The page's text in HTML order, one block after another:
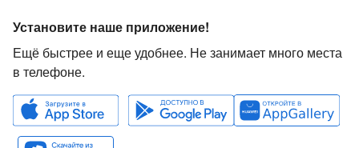
Установите наше приложение!
Ещё быстрее и еще удобнее. Не занимает много места
в телефоне.